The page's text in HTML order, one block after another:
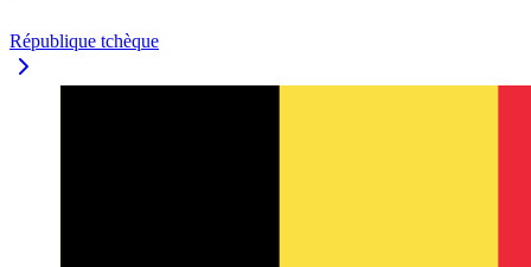
République tchèque